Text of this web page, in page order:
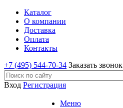
Каталог
О компании
Доставка
Оплата
Контакты
+7 (495) 544-70-34 Заказать звонок
Вход Регистрация
Меню